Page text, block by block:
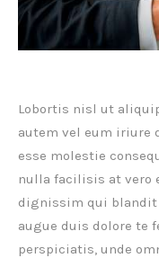
Lobortis nisl ut
autem vel eum iriure
esse molestie
nulla facilisis at vero
dignissim qui
augue duis dolore te
perspiciatis, unde